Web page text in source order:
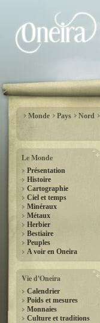
Monde Pays Nord
Le Monde
Présentation
Histoire
Cartographie
Ciel et temps
Minéraux
Métaux
Herbier
Bestiaire
Peuples
A voir en Oneira
Vie d'Oneira
Calendrier
Poids et mesures
Monnaies
Culture et traditions